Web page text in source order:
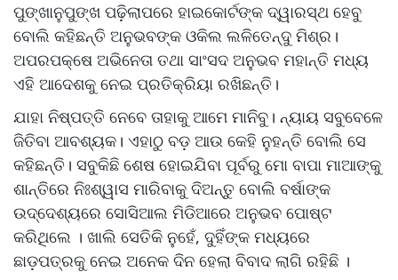
ପୁଙ୍ଖାନୁପୁଙ୍ଖ ପଢ଼ିଲାପରେ ହାଇକୋର୍ଟଙ୍କ ଦ୍ୱାରସ୍ଥ ହେବୁ
ବୋଲି କହିଛନ୍ତି ଅନୁଭବଙ୍କ ଓକିଲ ଲଳିତେନ୍ଦୁ ମିଶ୍ର।
ଅପରପକ୍ଷେ ଅଭିନେତା ତଥା ସାଂସଦ ଅନୁଭବ ମହାନ୍ତି ମଧ୍ୟ
ଏହି ଆଦେଶକୁ ନେଇ ପ୍ରତିକ୍ରିୟା ରଖିଛନ୍ତି।
ଯାହା ନିଷ୍ପତ୍ତି ନେବେ ତାହାକୁ ଆମେ ମାନିବୁ। ନ୍ୟାୟ ସବୁବେଳେ
ଜିତିବା ଆବଶ୍ୟକ। ଏହାଠୁ ବଡ଼ ଆଉ କେହି ନୁହନ୍ତି ବୋଲି ସେ
କହିଛନ୍ତି। ସବୁକିଛି ଶେଷ ହୋଇଯିବା ପୂର୍ବରୁ ମୋ ବାପା ମାଆଙ୍କୁ
ଶାନ୍ତିରେ ନିଃଶ୍ୱାସ ମାରିବାକୁ ଦିଅନ୍ତୁ ବୋଲି ବର୍ଷାଙ୍କ
ଉଦ୍ଦେଶ୍ୟରେ ସୋସିଆଲ ମିଡିଆରେ ଅନୁଭବ ପୋଷ୍ଟ
କରିଥିଲେ । ଖାଲି ସେତିକି ନୁହେଁ, ଦୁହିଁଙ୍କ ମଧ୍ୟରେ
ଛାଡ଼ପତ୍ରକୁ ନେଇ ଅନେକ ଦିନ ହେଲା ବିବାଦ ଲାଗି ରହିଛି ।